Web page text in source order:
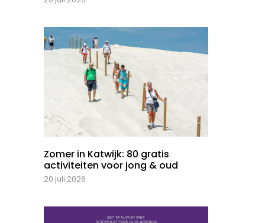
Zomer in Katwijk: 80 gratis
activiteiten voor jong & oud
20 juli 2026